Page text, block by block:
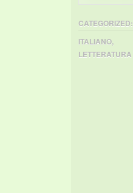
CATEGORIZED:
ITALIANO,
LETTERATURA